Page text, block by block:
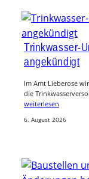
Trinkwasser-
angekündigt
Im Amt Lieberose
die
weiterlesen
6. August 2026